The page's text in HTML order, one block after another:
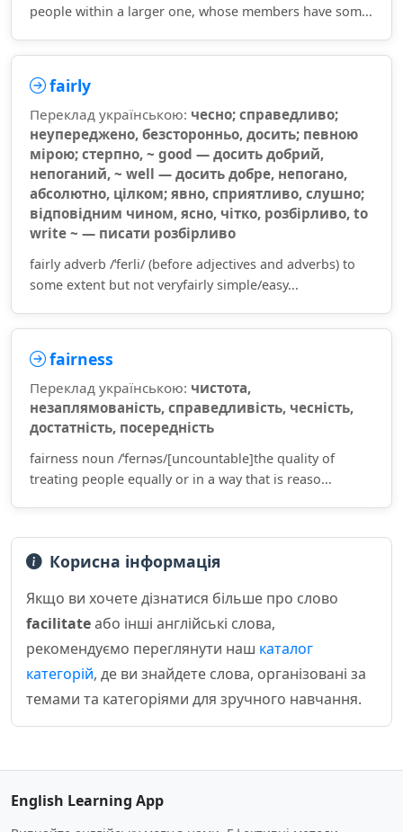
people within a larger one, whose members have som...
fairly
Переклад українською: чесно; справедливо;
неупереджено, безсторонньо, досить; певною
мірою; стерпно, ~ good — досить добрий,
непоганий, ~ well — досить добре, непогано,
абсолютно, цілком; явно, сприятливо, слушно;
відповідним чином, ясно, чітко, розбірливо, to
write ~ — писати розбірливо
fairly adverb /ˈferli/ (before adjectives and adverbs) to
some extent but not veryfairly simple/easy...
fairness
Переклад українською: чистота,
незаплямованість, справедливість, чесність,
достатність, посередність
fairness noun /ˈfernəs/[uncountable]the quality of
treating people equally or in a way that is reaso...
Корисна інформація
Якщо ви хочете дізнатися більше про слово
facilitateабо інші англійські слова,
рекомендуємо переглянути наш каталог
категорій, де ви знайдете слова, організовані за
темами та категоріями для зручного навчання.
English Learning App